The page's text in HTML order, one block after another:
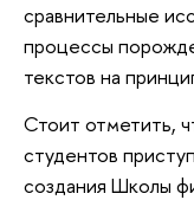
сравнительные
процессы
текстов на
Стоит отметить,
студентов
создания Школы